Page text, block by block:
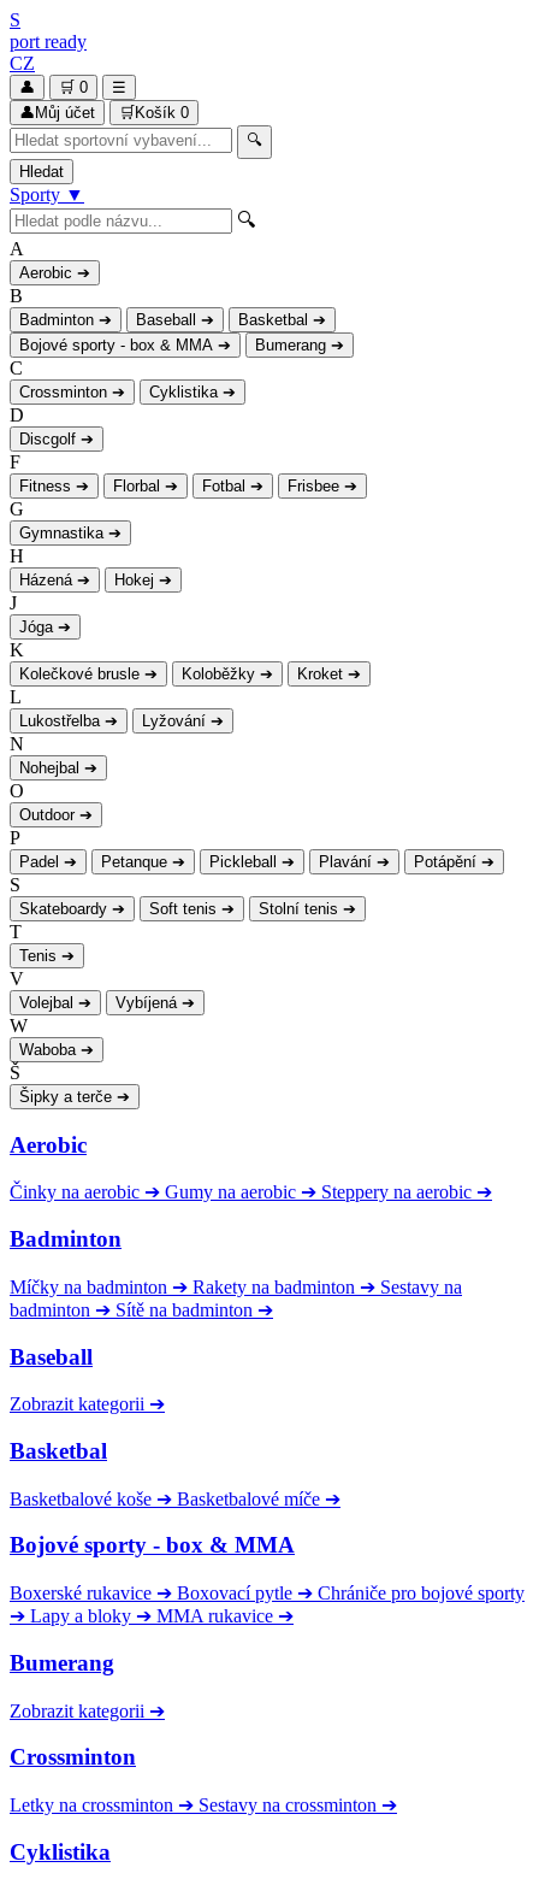
S
port ready
CZ
👤 🛒 0
☰
👤 Můj účet 🛒 Košík 0
🔍
Hledat
Sporty ▼
🔍
A
Aerobic ➔
B
Badminton ➔ Baseball ➔ Basketbal ➔
Bojové sporty - box & MMA ➔ Bumerang ➔
C
Crossminton ➔ Cyklistika ➔
D
Discgolf ➔
F
Fitness ➔ Florbal ➔ Fotbal ➔ Frisbee ➔
G
Gymnastika ➔
H
Házená ➔ Hokej ➔
J
Jóga ➔
K
Kolečkové brusle ➔ Koloběžky ➔ Kroket ➔
L
Lukostřelba ➔ Lyžování ➔
N
Nohejbal ➔
O
Outdoor ➔
P
Padel ➔ Petanque ➔ Pickleball ➔ Plavání ➔ Potápění ➔
S
Skateboardy ➔ Soft tenis ➔ Stolní tenis ➔
T
Tenis ➔
V
Volejbal ➔ Vybíjená ➔
W
Waboba ➔
Š
Šipky a terče ➔
Aerobic
Činky na aerobic ➔ Gumy na aerobic ➔ Steppery na aerobic ➔
Badminton
Míčky na badminton ➔ Rakety na badminton ➔ Sestavy na
badminton ➔ Sítě na badminton ➔
Baseball
Zobrazit kategorii ➔
Basketbal
Basketbalové koše ➔ Basketbalové míče ➔
Bojové sporty - box & MMA
Boxerské rukavice ➔ Boxovací pytle ➔ Chrániče pro bojové sporty
➔ Lapy a bloky ➔ MMA rukavice ➔
Bumerang
Zobrazit kategorii ➔
Crossminton
Letky na crossminton ➔ Sestavy na crossminton ➔
Cyklistika